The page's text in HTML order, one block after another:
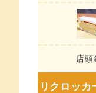
店頭
リク